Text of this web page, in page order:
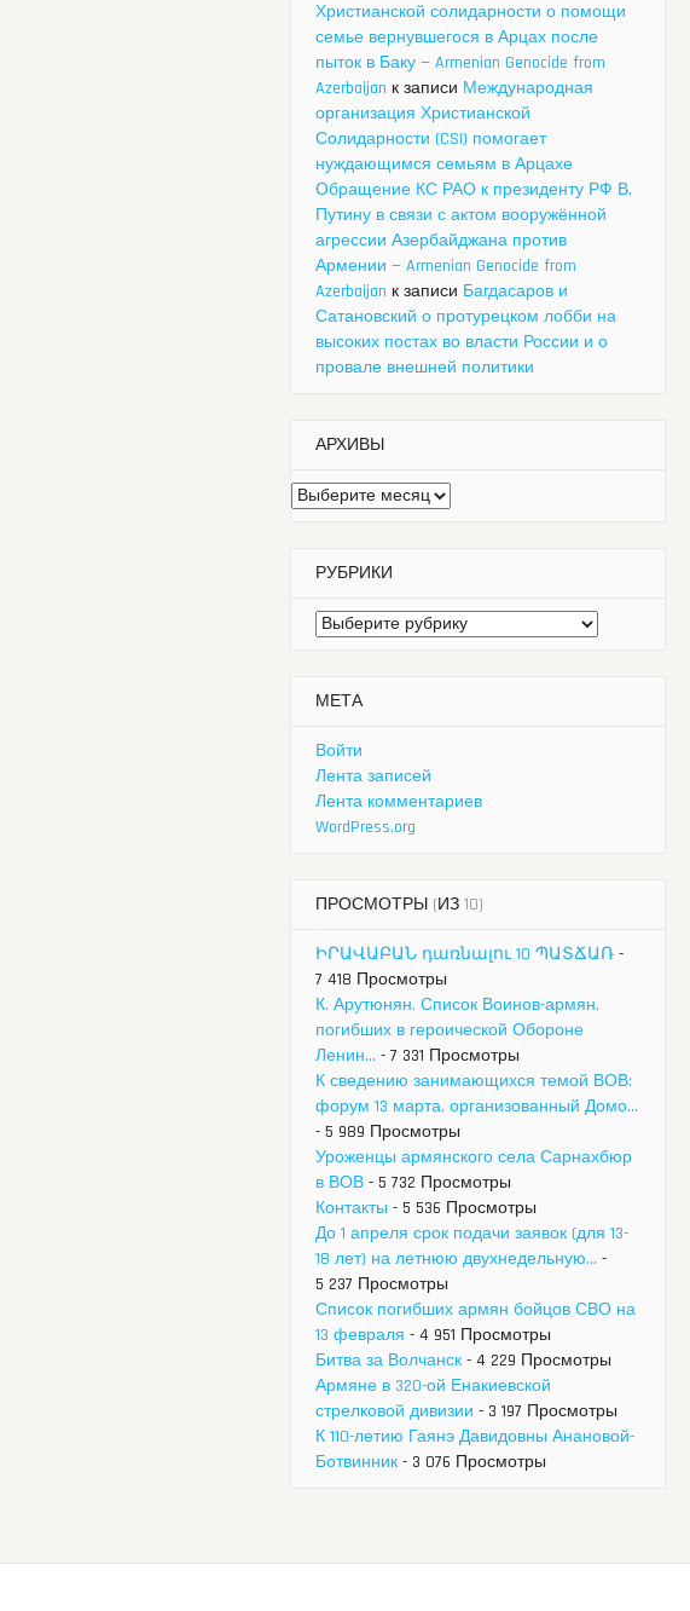
Христианской солидарности о помощи
семье вернувшегося в Арцах после
пыток в Баку — Armenian Genocide from
Azerbaijan к записи Международная
организация Христианской
Солидарности (CSI) помогает
нуждающимся семьям в Арцахе
Обращение КС РАО к президенту РФ В.
Путину в связи с актом вооружённой
агрессии Азербайджана против
Армении — Armenian Genocide from
Azerbaijan к записи Багдасаров и
Сатановский о протурецком лобби на
высоких постах во власти России и о
провале внешней политики
АРХИВЫ
Архивы
РУБРИКИ
Рубрики
МЕТА
Войти
Лента записей
Лента комментариев
WordPress.org
ПРОСМОТРЫ (ИЗ 10)
ԻՐԱՎԱԲԱՆ դառնալու 10 ՊԱՏՃԱՌ -
7 418 Просмотры
К. Арутюнян. Список Воинов-армян,
погибших в героической Обороне
Ленин... - 7 331 Просмотры
К сведению занимающихся темой ВОВ:
форум 13 марта, организованный Домо...
- 5 989 Просмотры
Уроженцы армянского села Сарнахбюр
в ВОВ - 5 732 Просмотры
Контакты - 5 536 Просмотры
До 1 апреля срок подачи заявок (для 13-
18 лет) на летнюю двухнедельную... -
5 237 Просмотры
Список погибших армян бойцов СВО на
13 февраля - 4 951 Просмотры
Битва за Волчанск - 4 229 Просмотры
Армяне в 320-ой Енакиевской
стрелковой дивизии - 3 197 Просмотры
К 110-летию Гаянэ Давидовны Анановой-
Ботвинник - 3 076 Просмотры